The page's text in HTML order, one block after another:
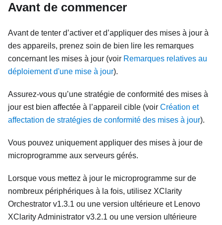
Avant de commencer
Avant de tenter d’activer et d’appliquer des mises à jour à
des appareils, prenez soin de bien lire les remarques
concernant les mises à jour (voir Remarques relatives au
déploiement d'une mise à jour).
Assurez-vous qu’une stratégie de conformité des mises à
jour est bien affectée à l’appareil cible (voir Création et
affectation de stratégies de conformité des mises à jour).
Vous pouvez uniquement appliquer des mises à jour de
microprogramme aux serveurs gérés.
Lorsque vous mettez à jour le microprogramme sur de
nombreux périphériques à la fois, utilisez XClarity
Orchestrator v1.3.1 ou une version ultérieure et Lenovo
XClarity Administrator v3.2.1 ou une version ultérieure